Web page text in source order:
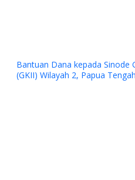
Bantuan Dana kepada Sinode
(GKII) Wilayah 2, Papua